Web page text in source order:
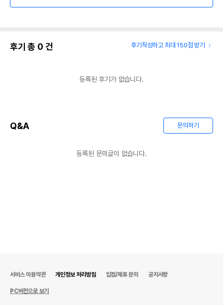
일부 제품
철망을 분리하여 발송해 드립니다. 그로 인한 긁힘이
후기 총 0 건 후기작성하고 최대 150점 받기
등록된 후기가 없습니다.
Q&A 문의하기
등록된 문의글이 없습니다.
서비스 이용약관 개인정보 처리방침 입점/제휴 문의 공지사항
PC버전으로 보기